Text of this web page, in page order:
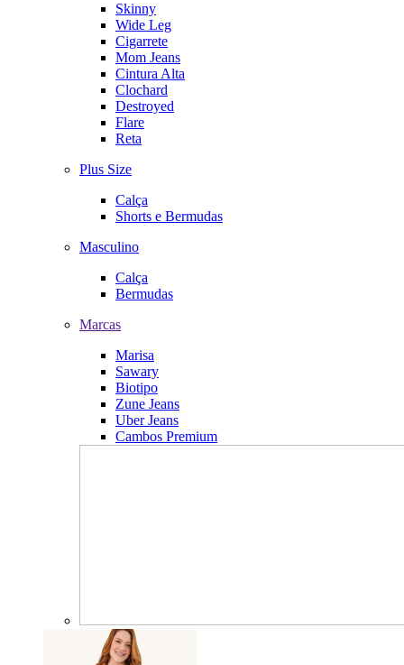
Skinny
Wide Leg
Cigarrete
Mom Jeans
Cintura Alta
Clochard
Destroyed
Flare
Reta
Plus Size
Calça
Shorts e Bermudas
Masculino
Calça
Bermudas
Marcas
Marisa
Sawary
Biotipo
Zune Jeans
Uber Jeans
Cambos Premium